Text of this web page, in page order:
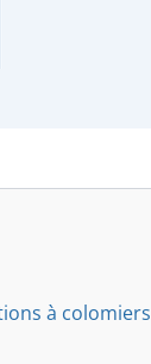
à colomiers